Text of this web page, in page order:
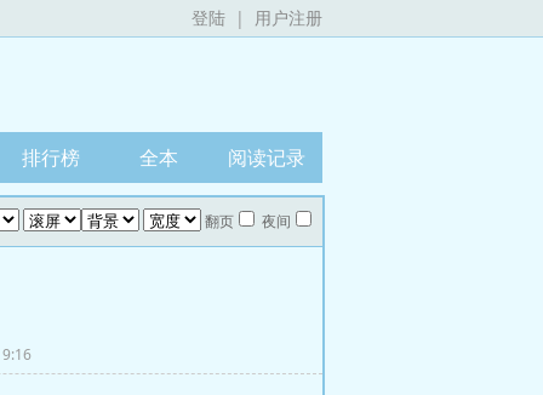
登陆 | 用户注册
排行榜 全本 阅读记录
翻页 夜间